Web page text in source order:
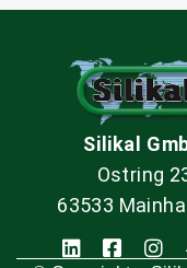
Silikal
Ostring
63533